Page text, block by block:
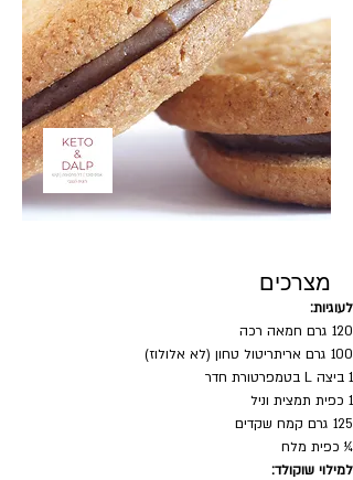
מצרכים
לעוגיות:
120 גרם חמאה רכה
100 גרם אריתריטול טחון (לא אלולוז)
1 ביצה L בטמפרטורת חדר
1 כפית תמצית וניל
125 גרם קמח שקדים
¼ כפית מלח
למילוי שוקולד: